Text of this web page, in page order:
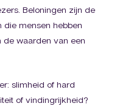
Beloningen zijn de
mensen hebben
waarden van een
slimheid of hard
of vindingrijkheid?